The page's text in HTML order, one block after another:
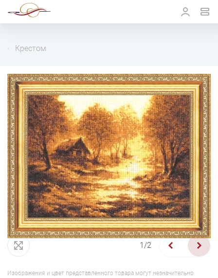
Крестом
1/2
Изображения и цвет представленного товара могут незначительно